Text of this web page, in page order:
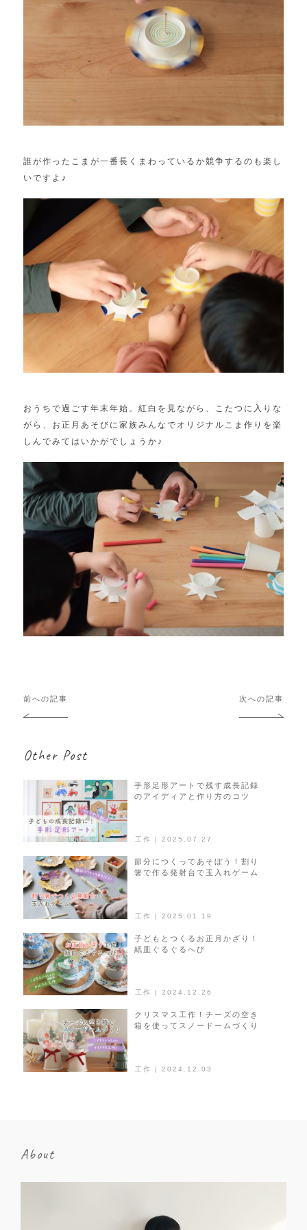
誰が作ったこまが一番長くまわっているか競争するのも楽し
いですよ♪
おうちで過ごす年末年始。紅白を見ながら、こたつに入りな
がら、お正月あそびに家族みんなでオリジナルこま作りを楽
しんでみてはいかがでしょうか♪
投
稿
ゲ
前への記事 次への記事
Other Post
工作 | 2025.07.27
手形足形アートで残す成長記録
のアイディアと作り方のコツ
工作 | 2025.01.19
節分につくってあそぼう！割り
箸で作る発射台で玉入れゲーム
工作 | 2024.12.26
子どもとつくるお正月かざり！
紙皿ぐるぐるへび
工作 | 2024.12.03
クリスマス工作！チーズの空き
箱を使ってスノードームづくり
About